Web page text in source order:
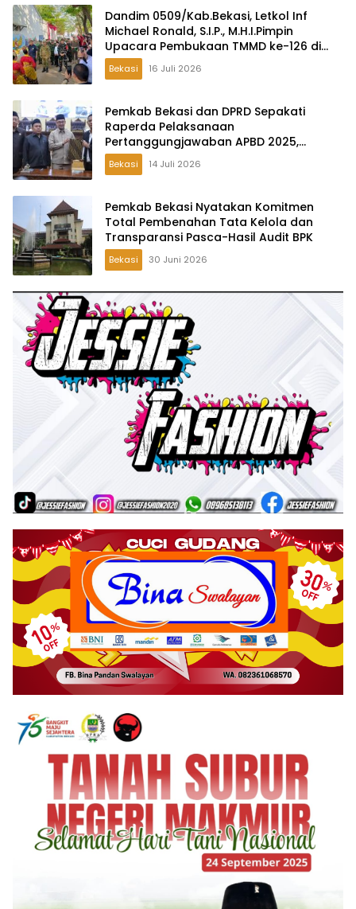
Dandim 0509/Kab.Bekasi, Letkol Inf
Michael Ronald, S.I.P., M.H.I.Pimpin
Upacara Pembukaan TMMD ke-126 di
Desa Wibawamulya
Bekasi 16 Juli 2026
Pemkab Bekasi dan DPRD Sepakati
Raperda Pelaksanaan
Pertanggungjawaban APBD 2025,
Perkuat Akuntabilitas Tata Kelola
Keuangan Daerah
Bekasi 14 Juli 2026
Pemkab Bekasi Nyatakan Komitmen
Total Pembenahan Tata Kelola dan
Transparansi Pasca-Hasil Audit BPK
Bekasi 30 Juni 2026